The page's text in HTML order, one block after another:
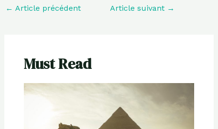
← Article précédent Article suivant →
Must Read